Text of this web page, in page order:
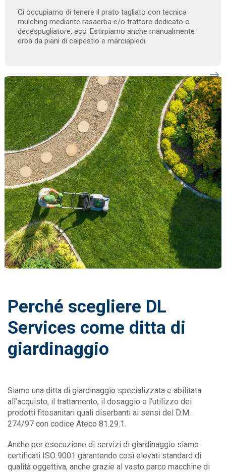
Ci occupiamo di tenere il prato tagliato con tecnica
mulching mediante rasaerba e/o trattore dedicato o
decespugliatore, ecc. Estirpiamo anche manualmente
erba da piani di calpestio e marciapiedi.
Perché scegliere DL
Services come ditta di
giardinaggio
Siamo una ditta di giardinaggio specializzata e abilitata
all’acquisto, il trattamento, il dosaggio e l’utilizzo dei
prodotti fitosanitari quali diserbanti ai sensi del D.M.
274/97 con codice Ateco 81.29.1.
Anche per esecuzione di servizi di giardinaggio siamo
certificati ISO 9001 garantendo così elevati standard di
qualità oggettiva, anche grazie al vasto parco macchine di